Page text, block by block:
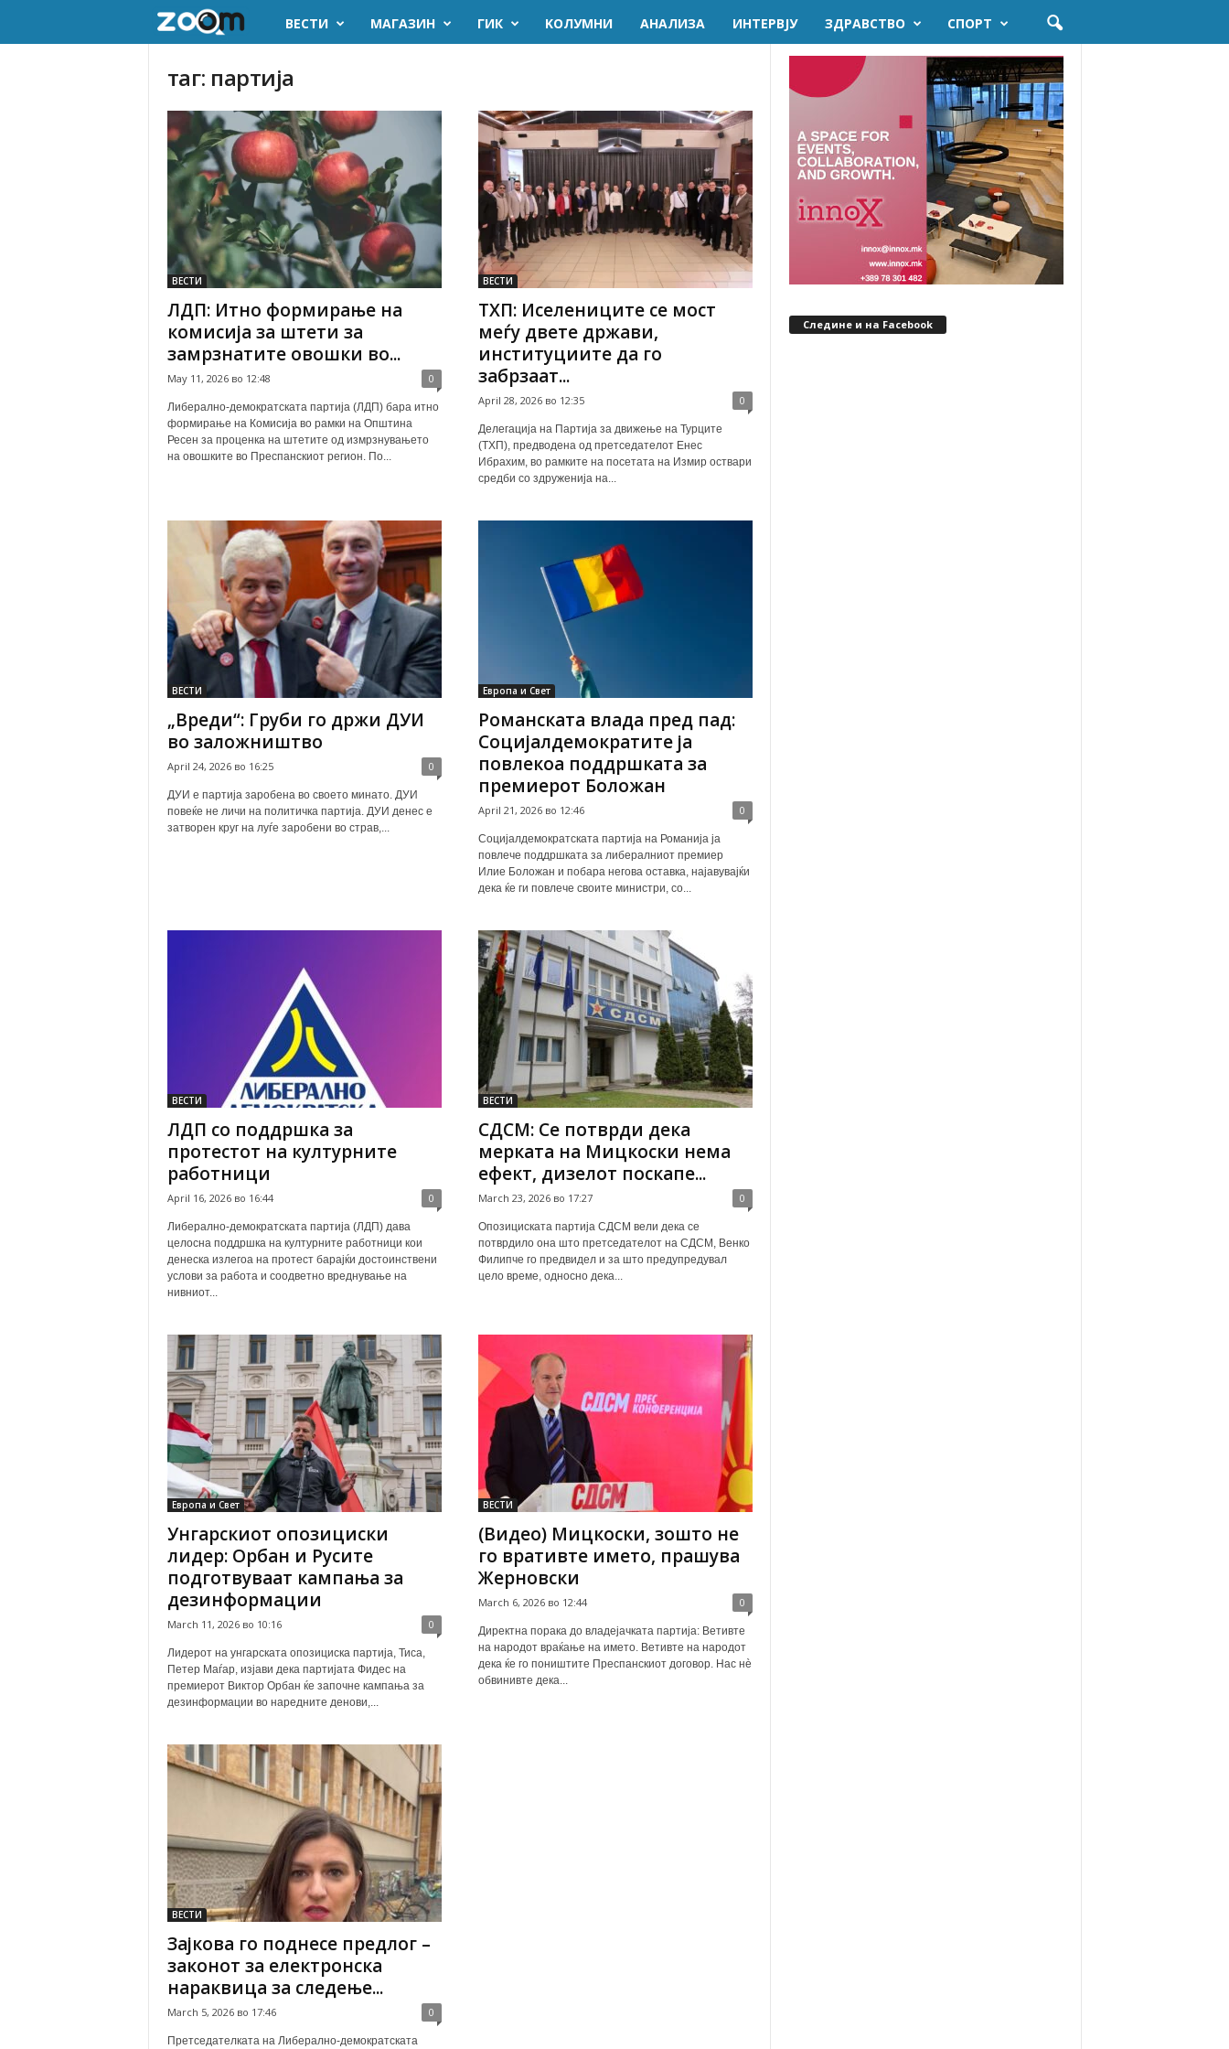
m
.
m
k
ВЕСТИ МАГАЗИН ГИК KОЛУМНИ AНАЛИЗА ИНТЕРВЈУ ЗДРАВСТВО СПОРТ
таг: партија
ВЕСТИ
ЛДП: Итно формирање на
комисија за штети за
замрзнатите овошки во...
May 11, 2026 во 12:48 0
Либерално-демократската партија (ЛДП) бара итно
формирање на Комисија во рамки на Општина
Ресен за проценка на штетите од измрзнувањето
на овошките во Преспанскиот регион. По...
ВЕСТИ
ТХП: Иселениците се мост
меѓу двете држави,
институциите да го
забрзаат...
April 28, 2026 во 12:35 0
Делегација на Партија за движење на Турците
(ТХП), предводена од претседателот Енес
Ибрахим, во рамките на посетата на Измир оствари
средби со здруженија на...
ВЕСТИ
„Вреди“: Груби го држи ДУИ
во заложништво
April 24, 2026 во 16:25 0
ДУИ е партија заробена во своето минато. ДУИ
повеќе не личи на политичка партија. ДУИ денес е
затворен круг на луѓе заробени во страв,...
Европа и Свет
Романската влада пред пад:
Социјалдемократите ја
повлекоа поддршката за
премиерот Боложан
April 21, 2026 во 12:46 0
Социјалдемократската партија на Романија ја
повлече поддршката за либералниот премиер
Илие Боложан и побара негова оставка, најавувајќи
дека ќе ги повлече своите министри, со...
ВЕСТИ
ЛДП со поддршка за
протестот на културните
работници
April 16, 2026 во 16:44 0
Либерално-демократската партија (ЛДП) дава
целосна поддршка на културните работници кои
денеска излегоа на протест барајќи достоинствени
услови за работа и соодветно вреднување на
нивниот...
ВЕСТИ
СДСМ: Се потврди дека
мерката на Мицкоски нема
ефект, дизелот поскапе...
March 23, 2026 во 17:27 0
Опозициската партија СДСМ вели дека се
потврдило она што претседателот на СДСМ, Венко
Филипче го предвидел и за што предупредувал
цело време, односно дека...
Европа и Свет
Унгарскиот опозициски
лидер: Орбан и Русите
подготвуваат кампања за
дезинформации
March 11, 2026 во 10:16 0
Лидерот на унгарската опозициска партија, Тиса,
Петер Маѓар, изјави дека партијата Фидес на
премиерот Виктор Орбан ќе започне кампања за
дезинформации во наредните денови,...
ВЕСТИ
(Видео) Мицкоски, зошто не
го вративте името, прашува
Жерновски
March 6, 2026 во 12:44 0
Директна порака до владејачката партија: Ветивте
на народот враќање на името. Ветивте на народот
дека ќе го поништите Преспанскиот договор. Нас нè
обвинивте дека...
ВЕСТИ
Зајкова го поднесе предлог –
законот за електронска
нараквица за следење...
March 5, 2026 во 17:46 0
Претседателката на Либерално-демократската
Следине и на Facebook